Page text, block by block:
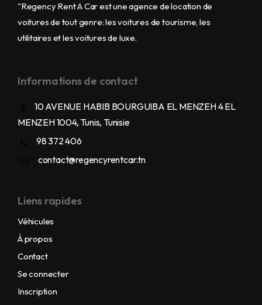
"Regency Rent A Car est une agence de location de
voitures de tout genre: les voitures de tourisme, les
utilitaires et les voitures de luxe.
Informations de contact
10 AVENUE HABIB BOURGUIBA EL MENZEH 4 EL
MENZEH 1004, Tunis, Tunisie
98 372 406
contact@regencyrentcar.tn
Liens rapides
Véhicules
À propos
Contact
Se connecter
Inscription